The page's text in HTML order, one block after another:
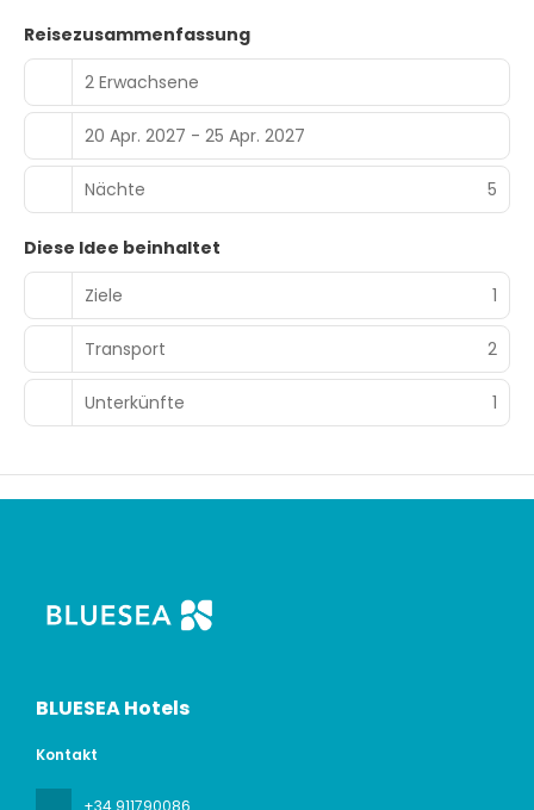
Reisezusammenfassung
2 Erwachsene
20 Apr. 2027 - 25 Apr. 2027
Nächte 5
Diese Idee beinhaltet
Ziele
1
Transport 2
Unterkünfte 1
BLUESEA Hotels
Kontakt
+34 911790086